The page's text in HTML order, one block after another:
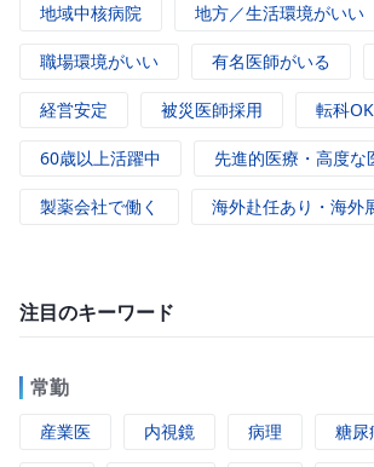
地域中核病院 地方／生活環境がいい
職場環境がいい 有名医師がいる
経営安定 被災医師採用 転科
60歳以上活躍中 先進的医療・高度な
製薬会社で働く 海外赴任あり・海外
注目のキーワード
常勤
産業医 内視鏡 病理 糖尿